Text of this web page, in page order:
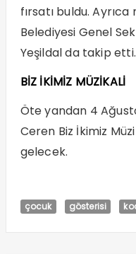
fırsatı buldu.
Belediyesi Genel
Yeşildal da takip etti.
BİZ İKİMİZ MÜZİKALİ
Öte yandan 4
Ceren Biz İkimiz
gelecek.
çocuk gösterisi